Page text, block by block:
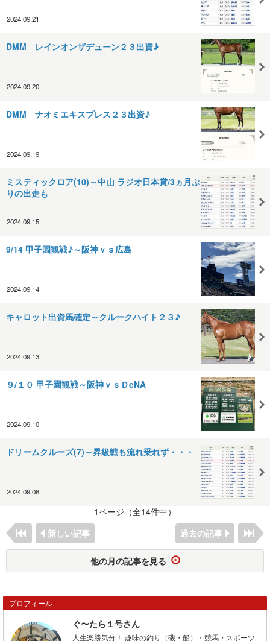
2024.09.21
DMM レインオンザデューン２３出資♪
2024.09.20
DMM ナオミエキスプレス２３出資♪
2024.09.19
ミスティックロア(10)～中山 ラジオ日本賞/3ヵ月ぶ
りの出走も
2024.09.15
9/14 甲子園観戦♪～阪神ｖｓ広島
2024.09.14
キャロット出資馬確定～クルークハイト２３♪
2024.09.13
９/１０ 甲子園観戦～阪神ｖｓＤeNA
2024.09.10
ドリームクルーズ(7)～昇級戦も流れ乗れず・・・
2024.09.08
1ページ（全14件中）
新しい記事
過去の記事
他の月の記事を見る
プロフィール
ぐ〜たら１号さん
人生楽勝気分！ 趣味の釣り（磯・船）・競馬・スポーツ